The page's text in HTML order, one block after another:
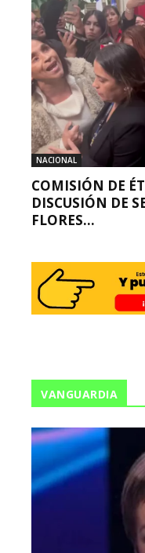
NACIONAL
COMISIÓN DE
DISCUSIÓN DE
FLORES...
VANGUARDIA